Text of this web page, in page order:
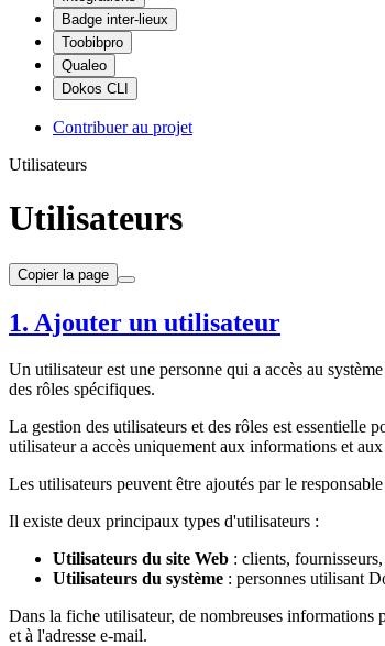
Badge inter-lieux
Toobibpro
Qualeo
Dokos CLI
Contribuer au projet
Utilisateurs
Utilisateurs
Copier la page
1. Ajouter un utilisateur
Un utilisateur est une personne qui a accès au
des rôles spécifiques.
La gestion des utilisateurs et des rôles est essentielle
utilisateur a accès uniquement aux informations et
Les utilisateurs peuvent être ajoutés par le responsable
Il existe deux principaux types d'utilisateurs :
Utilisateurs du site Web : clients,
Utilisateurs du système : personnes utilisant
Dans la fiche utilisateur, de nombreuses informations
et à l'adresse e-mail.